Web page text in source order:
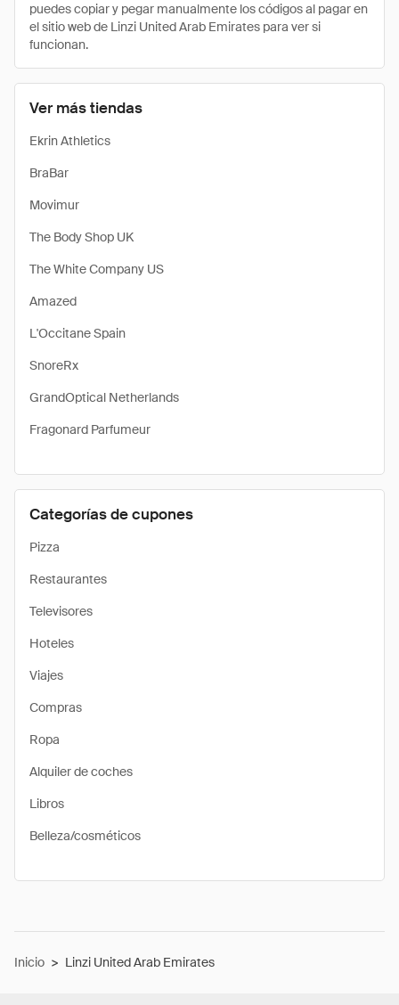
Ver más tiendas
Ekrin Athletics
BraBar
Movimur
The Body Shop UK
The White Company US
Amazed
L'Occitane Spain
SnoreRx
GrandOptical Netherlands
Fragonard Parfumeur
Categorías de cupones
Pizza
Restaurantes
Televisores
Hoteles
Viajes
Compras
Ropa
Alquiler de coches
Libros
Belleza/cosméticos
puedes copiar y pegar manualmente los códigos al pagar en
el sitio web de Linzi United Arab Emirates para ver si
funcionan.
Inicio > Linzi United Arab Emirates